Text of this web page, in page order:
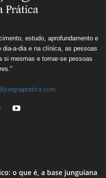
estudo, aprofundamento e
a-dia e na clínica, as pessoas
si mesmas e tornar-se pessoas
o que é, a base junguiana